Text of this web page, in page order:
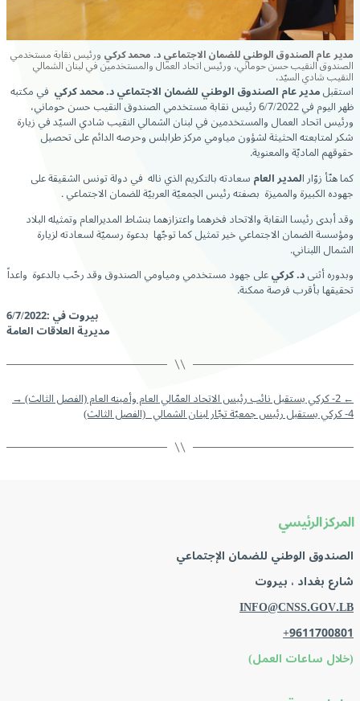
مدير عام الصندوق الوطني للضمان الاجتماعي د. محمد كركي ورئيس نقابة مستخدمي
الصندوق النقيب حسن حوماني، ورئيس اتحاد العمال والمستخدمين في لبنان الشمالي
النقيب شادي السيّد،
استقبلمدير عام الصندوق الوطني للضمان الاجتماعي د. محمد كركي في مكتبه
ظهر اليوم في 6/7/2022 رئيس نقابة مستخدمي الصندوق النقيب حسن حوماني،
ورئيس اتحاد العمال والمستخدمين في لبنان الشمالي النقيب شادي السيّد في زيارة
شكر لمتابعته الحثيثة لشؤون مياومي مركز طرابلس وحرصه الدائم على تحصيل
حقوقهم الماديّة والمعنوية.
كما هنّأ زوّار المدير العامسعادته بالتكريم الذي ناله في دولة تونس الشقيقة على
جهوده الكبيرة والمميزة بصفته رئيس الجمعيّة العربيّة للضمان الاجتماعي .
وقد أبدى رئيسا النقابة والاتحاد فخرهما واعتزازهما بنشاط المديرالعام وتمثيله البلاد
ومؤسسة الضمان الاجتماعي خير تمثيل كما توجّها بدعوة رسميّة لسعادته لزيارة
الشمال اللبناني.
وبدوره أثنىد. كركيعلى جهود مستخدمي ومياومي الصندوق وقد رحّب بالدعوة واعداً
تحقيقها بأقرب فرصة ممكنة.
بيروت في :6/7/2022
مديرية العلاقات العامة
←2- كركي يستقبل نائب رئيس الاتحاد العمّالي العام وأمينه العام (الفصل الثالث) →
4- كركي يستقبل رئيس جمعيّة تجّار لبنان الشمالي (الفصل الثالث)
المركز الرئيسي
الصندوق الوطني للضمان الإجتماعي
شارع بغداد ، بيروت
INFO@CNSS.GOV.LB
+9611700801
(خلال ساعات العمل)